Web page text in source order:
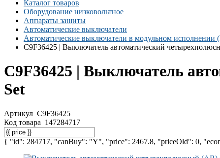
Каталог товаров
Оборудование низковольтное
Аппараты защиты
Автоматические выключатели
Автоматические выключатели в модульном
C9F36425 | Выключатель автоматический
C9F36425 | Выключатель
Set
Артикул C9F36425
Код товара 147284717
{ "id": 284717, "canBuy": "Y", "price": 2467.8, "priceOld": 0,